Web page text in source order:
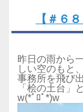
【＃６
昨日の雨から
しい空のもと、
事務所を飛び
「桧の土台」
w(*ﾟﾛﾟ*)w